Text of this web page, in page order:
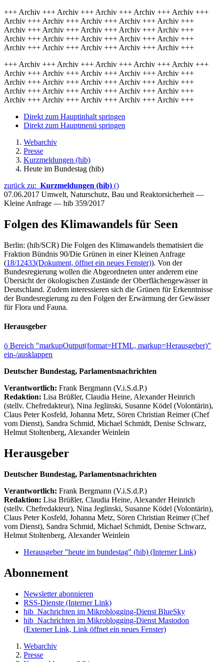
+++ Archiv +++ Archiv +++ Archiv +++ Archiv +++ Archiv +++
Archiv +++ Archiv +++ Archiv +++ Archiv +++ Archiv +++
Archiv +++ Archiv +++ Archiv +++ Archiv +++ Archiv +++
Archiv +++ Archiv +++ Archiv +++ Archiv +++ Archiv +++
Archiv +++ Archiv +++ Archiv +++ Archiv +++ Archiv +++
+++ Archiv +++ Archiv +++ Archiv +++ Archiv +++ Archiv +++
Archiv +++ Archiv +++ Archiv +++ Archiv +++ Archiv +++
Archiv +++ Archiv +++ Archiv +++ Archiv +++ Archiv +++
Archiv +++ Archiv +++ Archiv +++ Archiv +++ Archiv +++
Archiv +++ Archiv +++ Archiv +++ Archiv +++ Archiv +++
Direkt zum Hauptinhalt springen
Direkt zum Hauptmenü springen
Webarchiv
Presse
Kurzmeldungen (hib)
Heute im Bundestag (hib)
zurück zu: Kurzmeldungen (hib) ()
07.06.2017 Umwelt, Naturschutz, Bau und Reaktorsicherheit —
Kleine Anfrage — hib 359/2017
Folgen des Klimawandels für Seen
Berlin: (hib/SCR) Die Folgen des Klimawandels thematisiert die
Fraktion Bündnis 90/Die Grünen in einer Kleinen Anfrage
(18/12433(Dokument, öffnet ein neues Fenster)). Von der
Bundesregierung wollen die Abgeordneten unter anderem eine
Übersicht der ökologischen Zustände der Oberflächengewässer in
Deutschland. Zudem interessieren sich die Grünen für Erkenntnisse
der Bundesregierung zu den Folgen der Erwärmung der Gewässer
für Flora und Fauna.
Herausgeber
ö Bereich "markupOutput(format=HTML, markup=Herausgeber)"
ein-/ausklappen
Deutscher Bundestag, Parlamentsnachrichten
Verantwortlich: Frank Bergmann (V.i.S.d.P.)
Redaktion: Lisa Brüßler, Claudia Heine, Alexander Heinrich
(stellv. Chefredakteur), Nina Jeglinski, Susanne Ködel (Volontärin),
Claus Peter Kosfeld, Johanna Metz, Sören Christian Reimer (Chef
vom Dienst), Sandra Schmid, Michael Schmidt, Denise Schwarz,
Helmut Stoltenberg, Alexander Weinlein
Herausgeber
Deutscher Bundestag, Parlamentsnachrichten
Verantwortlich: Frank Bergmann (V.i.S.d.P.)
Redaktion: Lisa Brüßler, Claudia Heine, Alexander Heinrich
(stellv. Chefredakteur), Nina Jeglinski, Susanne Ködel (Volontärin),
Claus Peter Kosfeld, Johanna Metz, Sören Christian Reimer (Chef
vom Dienst), Sandra Schmid, Michael Schmidt, Denise Schwarz,
Helmut Stoltenberg, Alexander Weinlein
Herausgeber "heute im bundestag" (hib) (Interner Link)
Abonnement
Newsletter abonnieren
RSS-Dienste (Interner Link)
hib_Nachrichten im Mikroblogging-Dienst BlueSky
hib_Nachrichten im Mikroblogging-Dienst Mastodon
(Externer Link, Link öffnet ein neues Fenster)
Webarchiv
Presse